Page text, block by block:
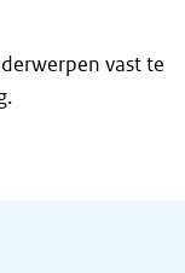
vast te